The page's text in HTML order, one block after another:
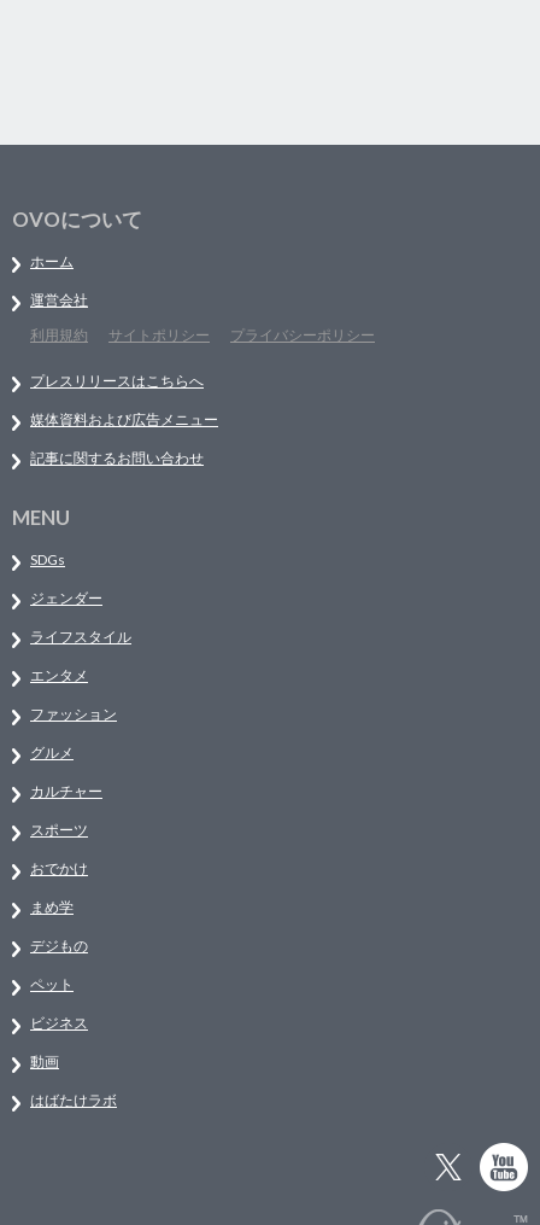
OVOについて
ホーム
運営会社
利用規約
サイトポリシー プライバシーポリシー
プレスリリースはこちらへ
媒体資料および広告メニュー
記事に関するお問い合わせ
MENU
SDGs
ジェンダー
ライフスタイル
エンタメ
ファッション
グルメ
カルチャー
スポーツ
おでかけ
まめ学
デジもの
ペット
ビジネス
動画
はばたけラボ